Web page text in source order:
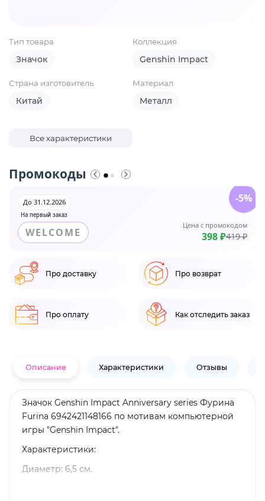
Тип товара
Значок
Коллекция
Genshin Impact
Страна изготовитель
Китай
Материал
Металл
Все характеристики
Промокоды
На первый заказ
До 31.12.2026
WELCOME
Цена с промокодом
398 ₽419 ₽
-5%
Про доставку Про возврат
Про оплату Как отследить заказ
Описание Характеристики Отзывы
Значок Genshin Impact Anniversary series Фурина
Furina 6942421148166 по мотивам компьютерной
игры "Genshin Impact".
Характеристики:
Диаметр: 6,5 см.